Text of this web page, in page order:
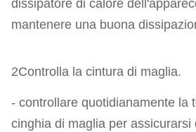
dissipatore di calore
mantenere una buona
2Controlla la cintura di maglia.
- controllare quotidianamente la
cinghia di maglia per assicurarsi